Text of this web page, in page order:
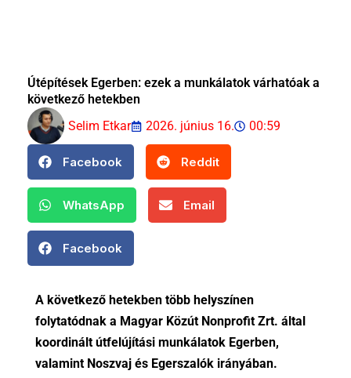
Útépítések Egerben: ezek a munkálatok várhatóak a
következő hetekben
Selim Etkar
2026. június 16. 00:59
Facebook Reddit
WhatsApp Email
Facebook
A következő hetekben több helyszínen
folytatódnak a Magyar Közút Nonprofit Zrt. által
koordinált útfelújítási munkálatok Egerben,
valamint Noszvaj és Egerszalók irányában.